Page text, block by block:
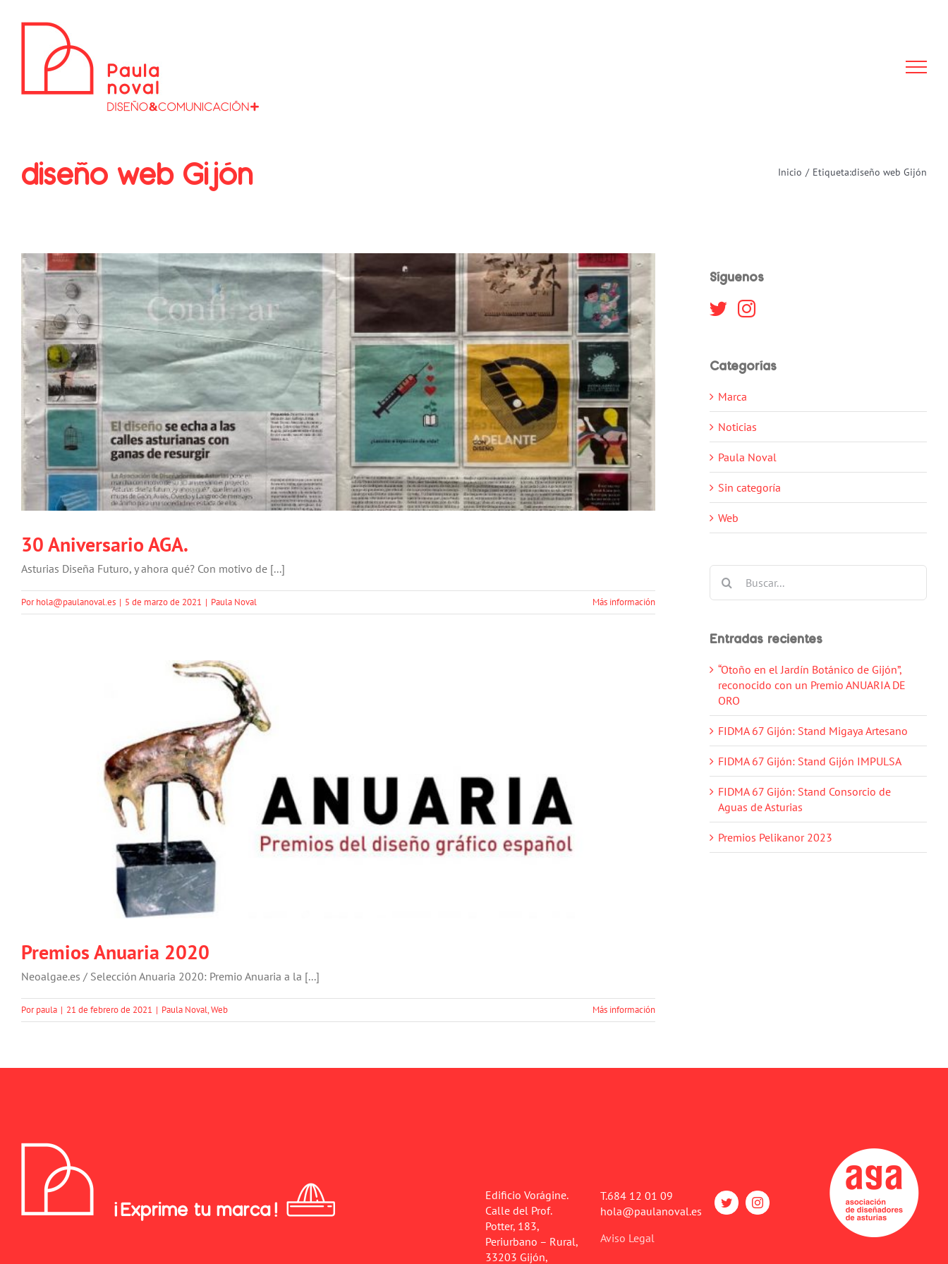
diseño web Gijón Inicio / Etiqueta:diseño web Gijón
30 Aniversario AGA.
Asturias Diseña Futuro, y ahora qué? Con motivo de [...]
Porhola@paulanoval.es | 5 de marzo de 2021 | Paula Noval Más información
Premios Anuaria 2020
Neoalgae.es / Selección Anuaria 2020: Premio Anuaria a la [...]
Porpaula | 21 de febrero de 2021 | Paula Noval,Web Más información
Síguenos
Categorías
Marca
Noticias
Paula Noval
Sin categoría
Web
Buscar:
Entradas recientes
“Otoño en el Jardín Botánico de Gijón”,
reconocido con un Premio ANUARIA DE
ORO
FIDMA 67 Gijón: Stand Migaya Artesano
FIDMA 67 Gijón: Stand Gijón IMPULSA
FIDMA 67 Gijón: Stand Consorcio de
Aguas de Asturias
Premios Pelikanor 2023
Edificio Vorágine.
Calle del Prof.
Potter, 183,
Periurbano – Rural,
33203 Gijón,
T.684 12 01 09
hola@paulanoval.es
Aviso Legal